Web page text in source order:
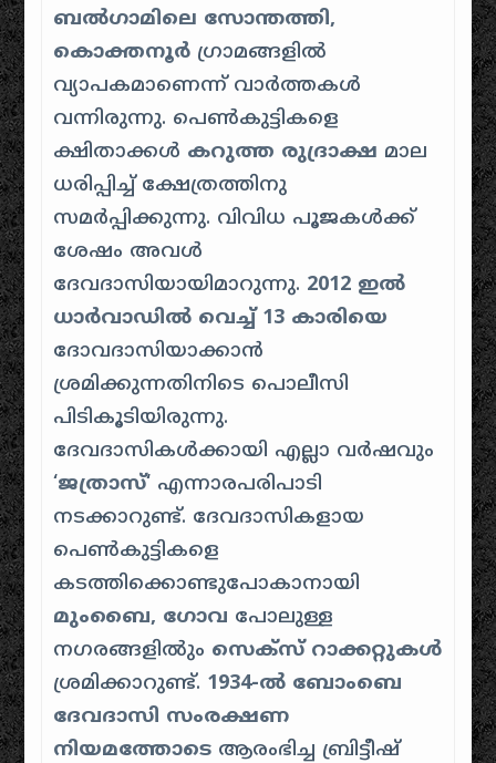
ബൽഗാമിലെ സോന്തത്തി,
കൊക്തനൂർ ഗ്രാമങ്ങളിൽ
വ്യാപകമാണെന്ന് വാർത്തകൾ
വന്നിരുന്നു. പെൺകുട്ടികളെ
ക്ഷിതാക്കൾ കറുത്ത രുദ്രാക്ഷ മാല
ധരിപ്പിച്ച് ക്ഷേത്രത്തിനു
സമർപ്പിക്കുന്നു. വിവിധ പൂജകൾക്ക്
ശേഷം അവൾ
ദേവദാസിയായിമാറുന്നു. 2012 ഇൽ
ധാർവാഡിൽ വെച്ച് 13 കാരിയെ
ദോവദാസിയാക്കാൻ
ശ്രമിക്കുന്നതിനിടെ പൊലീസി
പിടികൂടിയിരുന്നു.
ദേവദാസികൾക്കായി എല്ലാ വർഷവും
‘ജത്രാസ്‘ എന്നാരപരിപാടി
നടക്കാറുണ്ട്. ദേവദാസികളായ
പെൺകുട്ടികളെ
കടത്തിക്കൊണ്ടുപോകാനായി
മുംബൈ, ഗോവ പോലുള്ള
നഗരങ്ങളിൽും സെക്സ് റാക്കറ്റുകൾ
ശ്രമിക്കാറുണ്ട്. 1934-ൽ ബോംബെ
ദേവദാസി സംരക്ഷണ
നിയമത്തോടെ ആരംഭിച്ച ബ്രിട്ടീഷ്